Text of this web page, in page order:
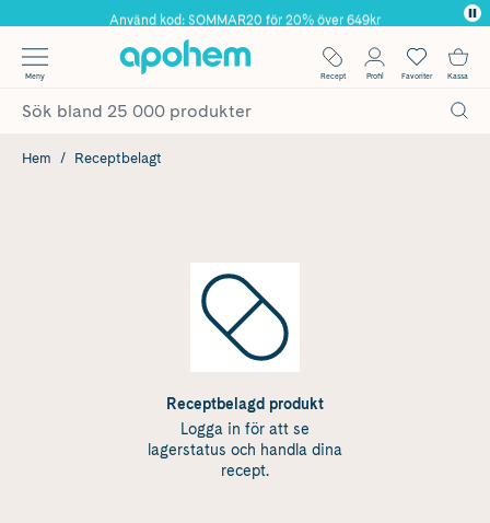
Årets Butik 2025 inom Skönhet
Använd kod: SOMMAR20 för 20% över 649kr
✓ Fri frakt
✓ Poäng på alla köp*
Meny Recept Profil Favoriter Kassa
Hem Receptbelagt
Receptbelagd produkt
Logga in för att se
lagerstatus och handla dina
recept.